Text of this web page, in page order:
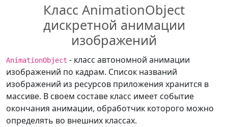
// Локальное
определение обработчика события
// завершения анимации
прозрачности.
            opacity
.Completed
(sender , eArgs ) =>
{
// Возврат окна к
исходной позиции
                Top
новогоднего поздравления.
AnimationWindow
);
};
    timer
Класс AnimationObject
дискретной анимации
изображений
AnimationObject - класс автономной анимации
изображений по кадрам. Список названий
изображений из ресурсов приложения хранится в
массиве. В своем составе класс имеет событие
окончания анимации, обработчик которого можно
определять во внешних классах.